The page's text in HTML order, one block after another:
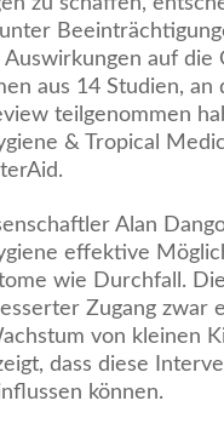
auf die
aus 14 Studien, an
teilgenommen
& Tropical
Alan
effektive
wie Durchfall.
Zugang zwar
von kleinen
dass diese
können.